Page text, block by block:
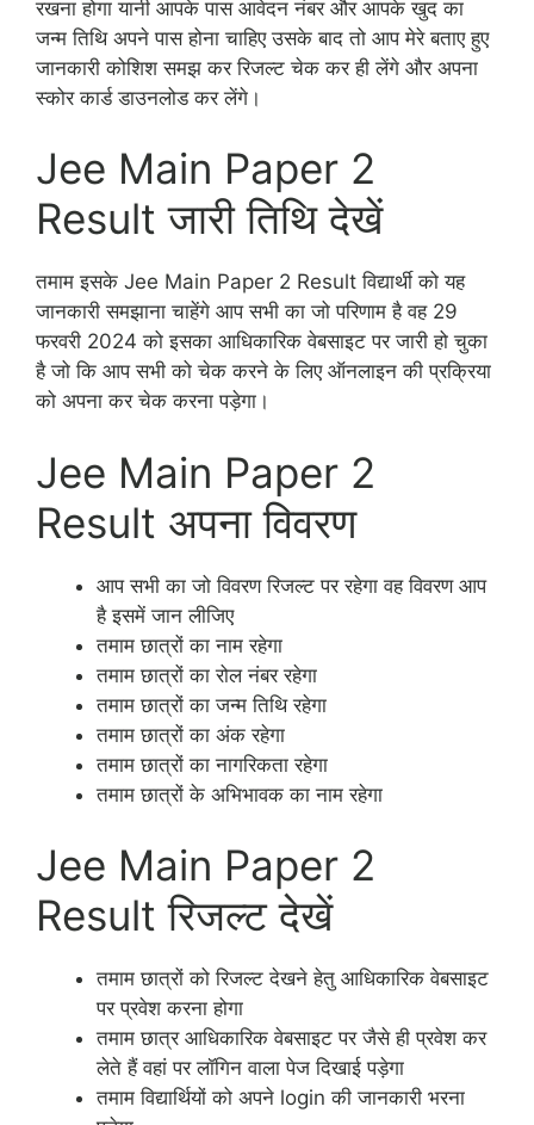
रखना होगा यानी आपके पास आवेदन नंबर और आपके खुद का
जन्म तिथि अपने पास होना चाहिए उसके बाद तो आप मेरे बताए हुए
जानकारी कोशिश समझ कर रिजल्ट चेक कर ही लेंगे और अपना
स्कोर कार्ड डाउनलोड कर लेंगे।
Jee Main Paper 2
Result जारी तिथि देखें
तमाम इसके Jee Main Paper 2 Result विद्यार्थी को यह
जानकारी समझाना चाहेंगे आप सभी का जो परिणाम है वह 29
फरवरी 2024 को इसका आधिकारिक वेबसाइट पर जारी हो चुका
है जो कि आप सभी को चेक करने के लिए ऑनलाइन की प्रक्रिया
को अपना कर चेक करना पड़ेगा।
Jee Main Paper 2
Result अपना विवरण
आप सभी का जो विवरण रिजल्ट पर रहेगा वह विवरण आप
है इसमें जान लीजिए
तमाम छात्रों का नाम रहेगा
तमाम छात्रों का रोल नंबर रहेगा
तमाम छात्रों का जन्म तिथि रहेगा
तमाम छात्रों का अंक रहेगा
तमाम छात्रों का नागरिकता रहेगा
तमाम छात्रों के अभिभावक का नाम रहेगा
Jee Main Paper 2
Result रिजल्ट देखें
तमाम छात्रों को रिजल्ट देखने हेतु आधिकारिक वेबसाइट
पर प्रवेश करना होगा
तमाम छात्र आधिकारिक वेबसाइट पर जैसे ही प्रवेश कर
लेते हैं वहां पर लॉगिन वाला पेज दिखाई पड़ेगा
तमाम विद्यार्थियों को अपने login की जानकारी भरना